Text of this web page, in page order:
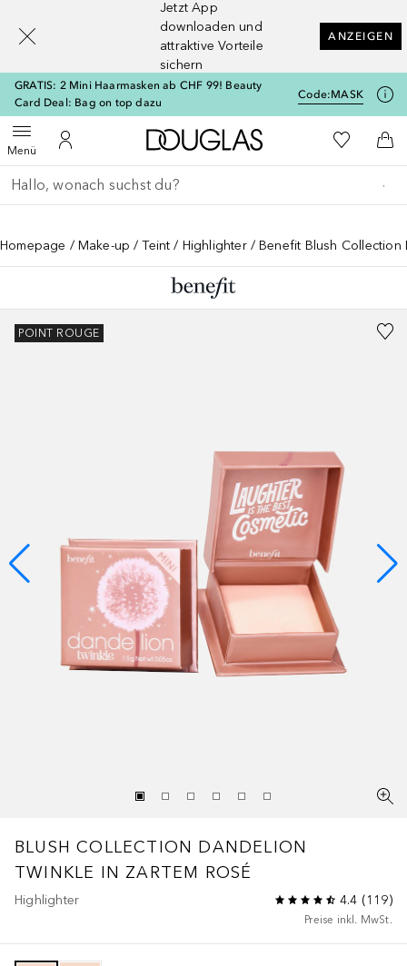
Jetzt App
downloaden und
attraktive Vorteile
sichern
ANZEIGEN
GRATIS: 2 Mini Haarmasken ab CHF 99! Beauty
Card Deal: Bag on top dazu
Code:MASK
MenüMenü öffnenZu Meinem Kundenkonto
Zur Douglas Startseite
Zu Meiner
Gehe zurück
Suche ausführen
Homepage Make-up Teint Highlighter Benefit Blush Collection
POINT ROUGE
BLUSH COLLECTION DANDELION
TWINKLE IN ZARTEM ROSÉ
Highlighter 4.4 (119)
Preise inkl. MwSt.
[navigation.slideout.screenreader]